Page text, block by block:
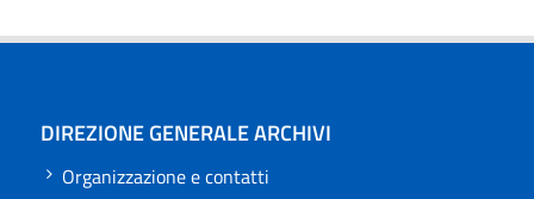
DIREZIONE GENERALE ARCHIVI
Organizzazione e contatti